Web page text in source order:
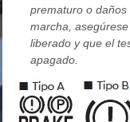
prematuro o daños
marcha,
liberado y que el
apagado.